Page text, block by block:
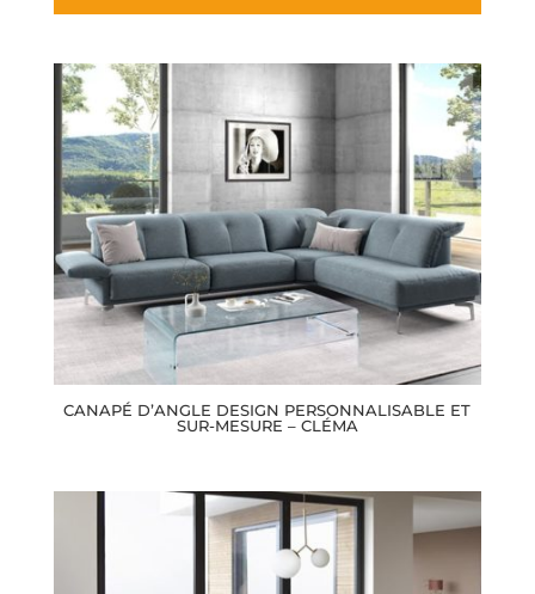
CANAPÉ D’ANGLE DESIGN PERSONNALISABLE ET
SUR-MESURE – CLÉMA